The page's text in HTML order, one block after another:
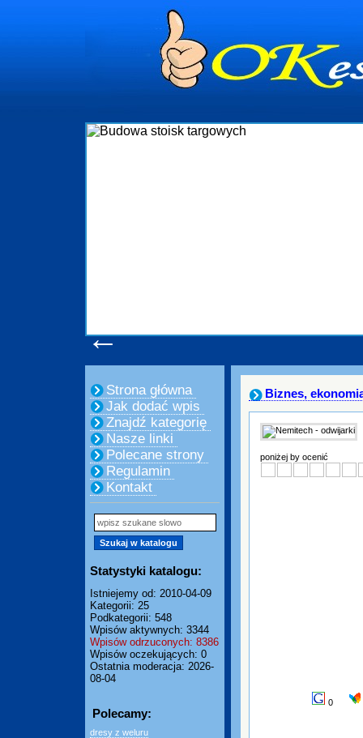
←
Strona główna
Jak dodać wpis
Znajdź kategorię
Nasze linki
Polecane strony
Regulamin
Kontakt
Statystyki katalogu:
Istniejemy od: 2010-04-09
Kategorii: 25
Podkategorii: 548
Wpisów aktywnych: 3344
Wpisów odrzuconych: 8386
Wpisów oczekujących: 0
Ostatnia moderacja: 2026-
08-04
Polecamy:
dresy z weluru
Biznes,
poniżej by ocenić
0